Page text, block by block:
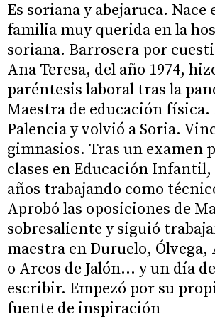
Es soriana y abejaruca. Nace
familia muy querida en la
soriana. Barrosera por
Ana Teresa, del año 1974,
paréntesis laboral tras la
Maestra de educación física.
Palencia y volvió a Soria.
gimnasios. Tras un examen
clases en Educación
años trabajando como
Aprobó las oposiciones de
sobresaliente y siguió
maestra en Duruelo, Ólvega,
o Arcos de Jalón… y un día
escribir. Empezó por su
fuente de inspiración